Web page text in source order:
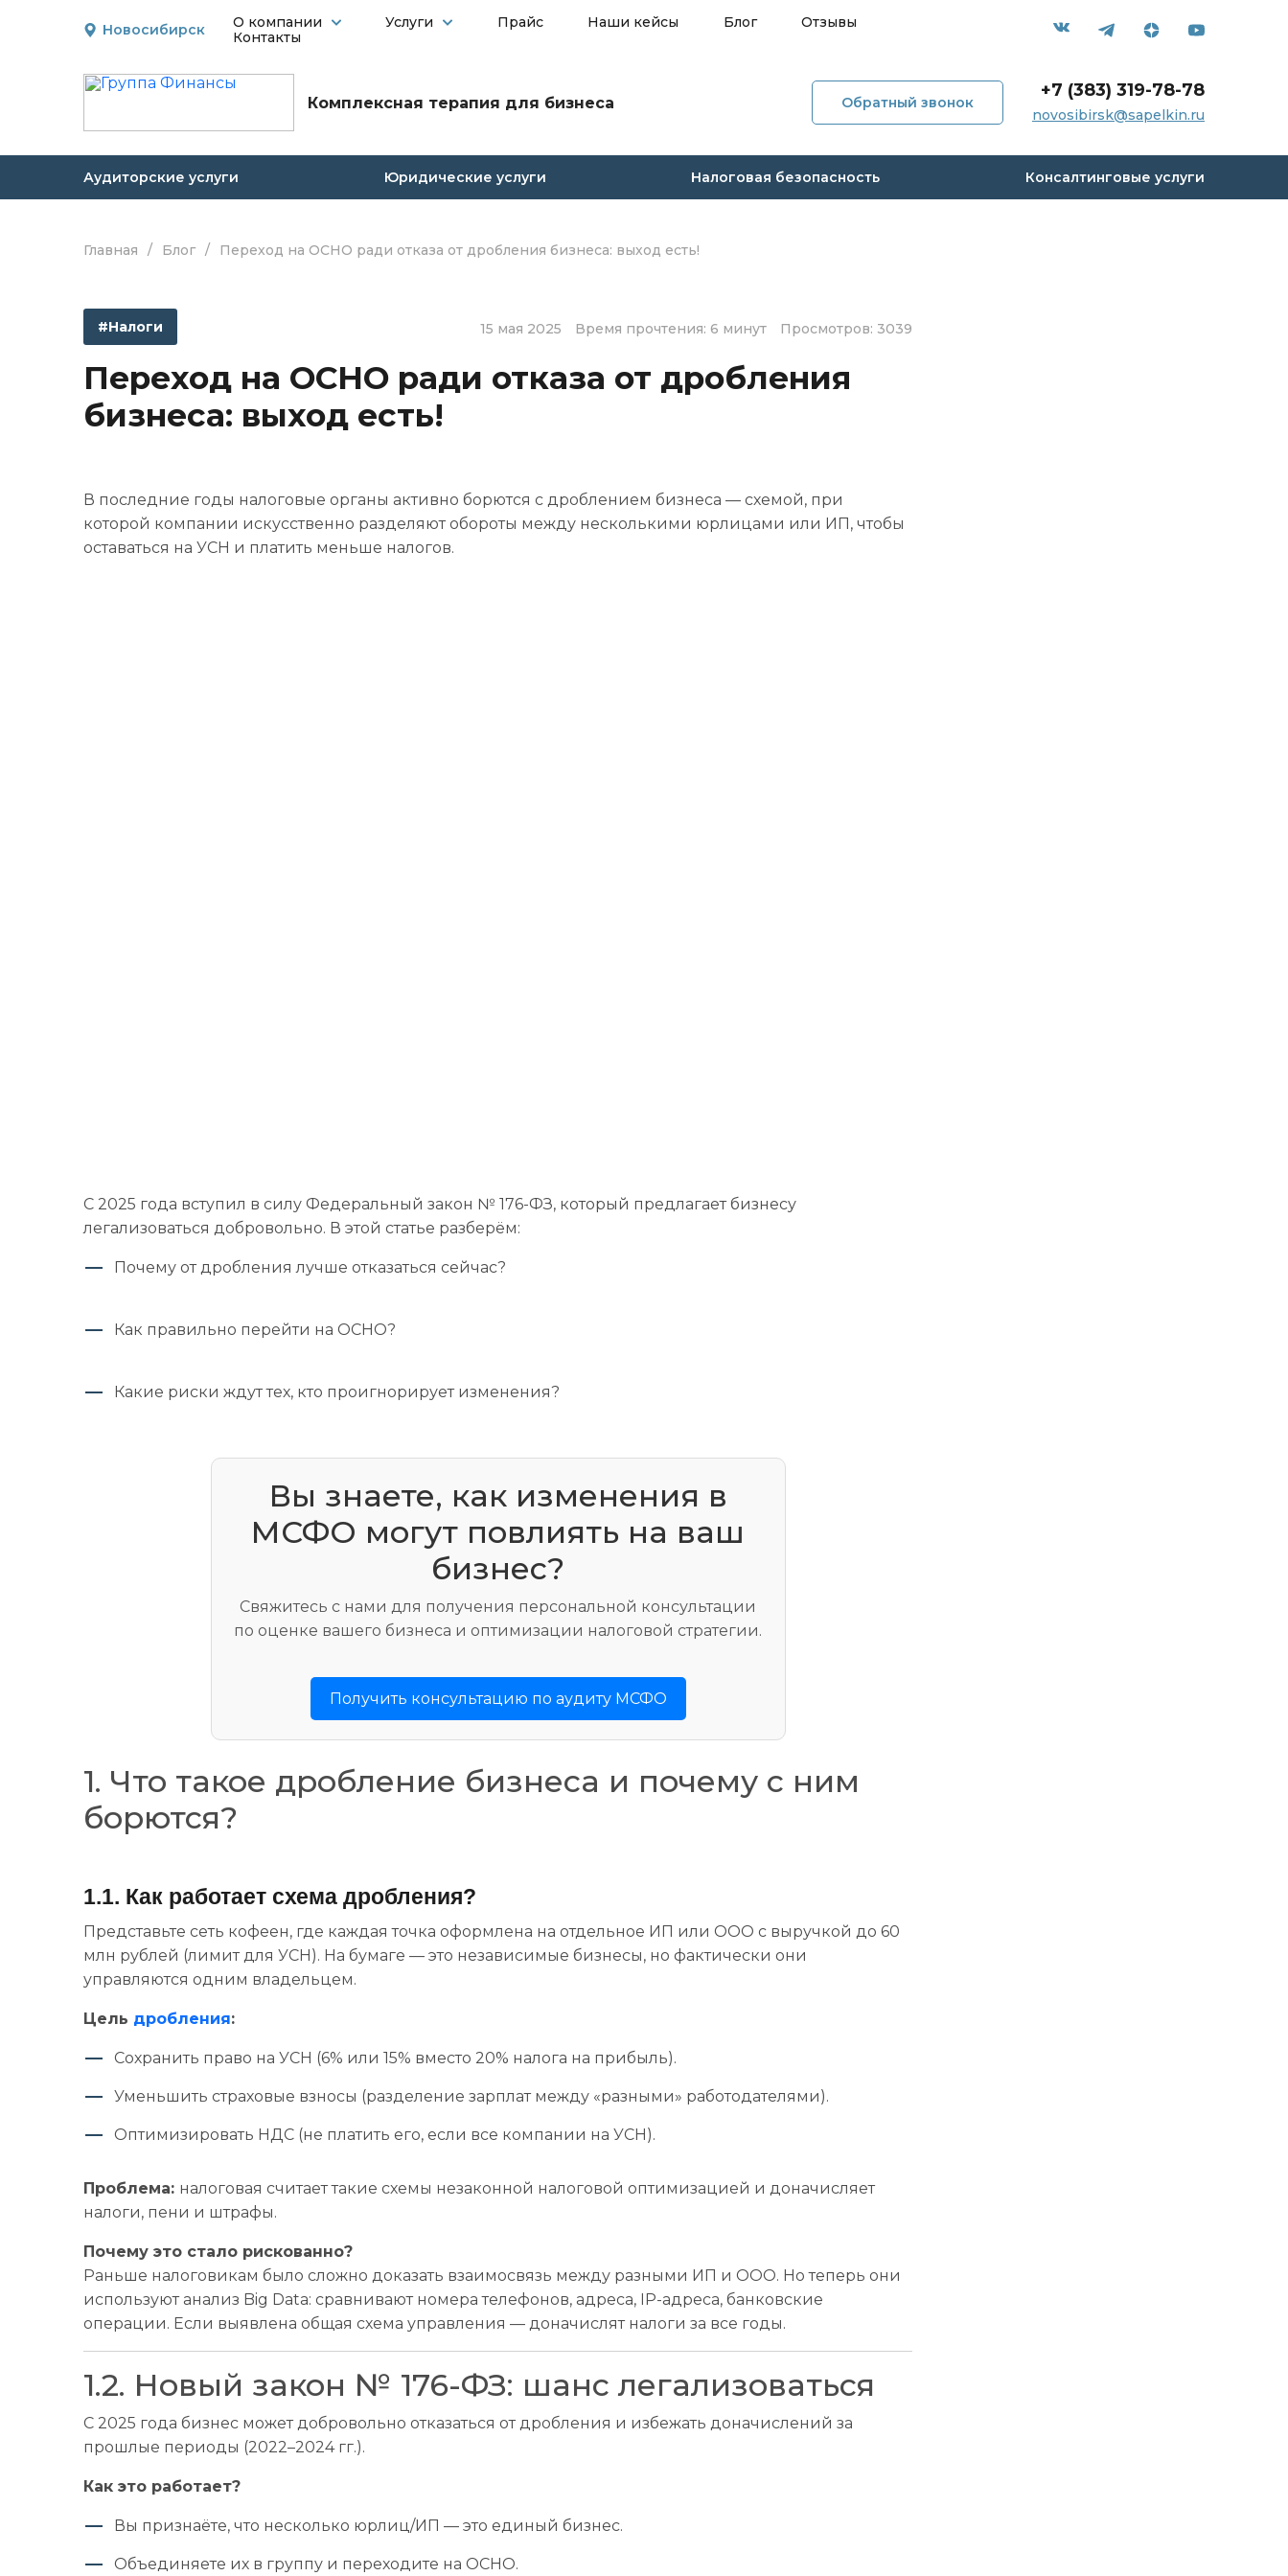
Новосибирск О компании Услуги Прайс Наши кейсы Блог
Отзывы
Контакты
Комплексная терапия для бизнеса Обратный звонок
+7 (383) 319-78-78
novosibirsk@sapelkin.ru
Блог
Отзывы
Аудиторские услуги Юридические услуги Налоговая безопасность Консалтинговые услуги
Главная / Блог / Переход на ОСНО ради отказа от дробления бизнеса: выход есть!
#Налоги 15 мая 2025 Время прочтения: 6 минут Просмотров: 3039
Переход на ОСНО ради отказа от дробления
бизнеса: выход есть!
В последние годы налоговые органы активно борются с дроблением бизнеса — схемой, при
которой компании искусственно разделяют обороты между несколькими юрлицами или ИП, чтобы
оставаться на УСН и платить меньше налогов.
С 2025 года вступил в силу Федеральный закон № 176-ФЗ, который предлагает бизнесу
легализоваться добровольно. В этой статье разберём:
Почему от дробления лучше отказаться сейчас?
Как правильно перейти на ОСНО?
Какие риски ждут тех, кто проигнорирует изменения?
Вы знаете, как изменения в
МСФО могут повлиять на ваш
бизнес?
Свяжитесь с нами для получения персональной консультации
по оценке вашего бизнеса и оптимизации налоговой стратегии.
Получить консультацию по аудиту МСФО
1. Что такое дробление бизнеса и почему с ним
борются?
1.1. Как работает схема дробления?
Представьте сеть кофеен, где каждая точка оформлена на отдельное ИП или ООО с выручкой до 60
млн рублей (лимит для УСН). На бумаге — это независимые бизнесы, но фактически они
управляются одним владельцем.
Цель дробления:
Сохранить право на УСН (6% или 15% вместо 20% налога на прибыль).
Уменьшить страховые взносы (разделение зарплат между «разными» работодателями).
Оптимизировать НДС (не платить его, если все компании на УСН).
Проблема: налоговая считает такие схемы незаконной налоговой оптимизацией и доначисляет
налоги, пени и штрафы.
Почему это стало рискованно?
Раньше налоговикам было сложно доказать взаимосвязь между разными ИП и ООО. Но теперь они
используют анализ Big Data: сравнивают номера телефонов, адреса, IP-адреса, банковские
операции. Если выявлена общая схема управления — доначислят налоги за все годы.
1.2. Новый закон № 176-ФЗ: шанс легализоваться
С 2025 года бизнес может добровольно отказаться от дробления и избежать доначислений за
прошлые периоды (2022–2024 гг.).
Как это работает?
Вы признаёте, что несколько юрлиц/ИП — это единый бизнес.
Объединяете их в группу и переходите на ОСНО.